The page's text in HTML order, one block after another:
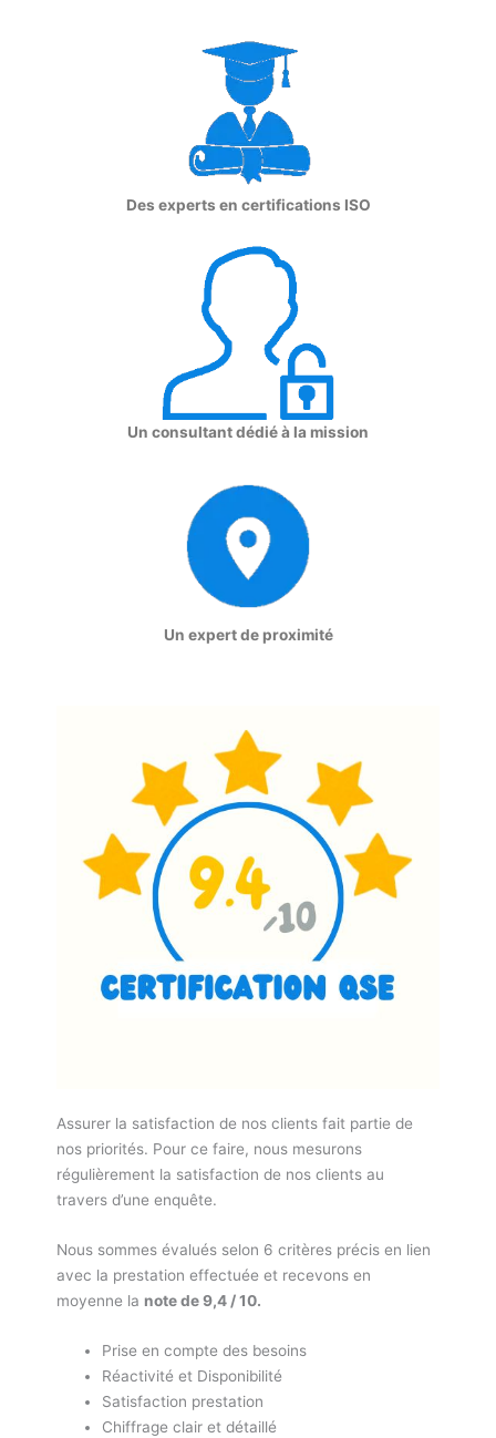
Des experts en certifications ISO
Un consultant dédié à la mission
Un expert de proximité
Assurer la satisfaction de nos clients fait partie de
nos priorités. Pour ce faire, nous mesurons
régulièrement la satisfaction de nos clients au
travers d’une enquête.
Nous sommes évalués selon 6 critères précis en lien
avec la prestation effectuée et recevons en
moyenne la note de 9,4 / 10.
Prise en compte des besoins
Réactivité et Disponibilité
Satisfaction prestation
Chiffrage clair et détaillé